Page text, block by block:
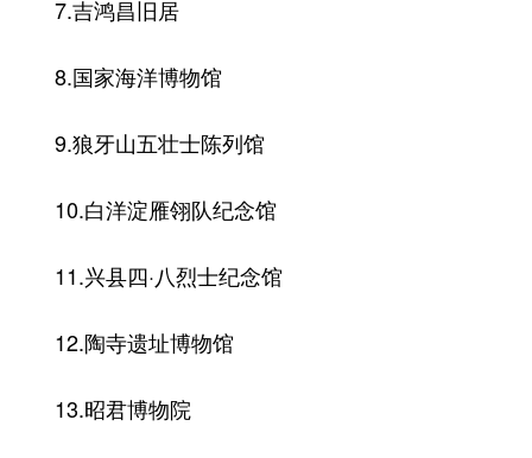
7.吉鸿昌旧居
8.国家海洋博物馆
9.狼牙山五壮士陈列馆
10.白洋淀雁翎队纪念馆
11.兴县四·八烈士纪念馆
12.陶寺遗址博物馆
13.昭君博物院